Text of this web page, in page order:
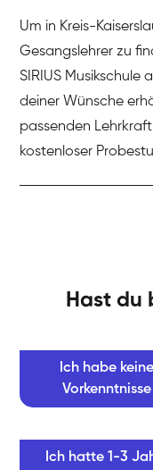
Um in Kreis-
Gesangslehrer zu
SIRIUS Musikschule
deiner Wünsche
passenden
kostenloser
Hast du
Ich habe keine
Vorkenntnisse
Ich hatte 1-3